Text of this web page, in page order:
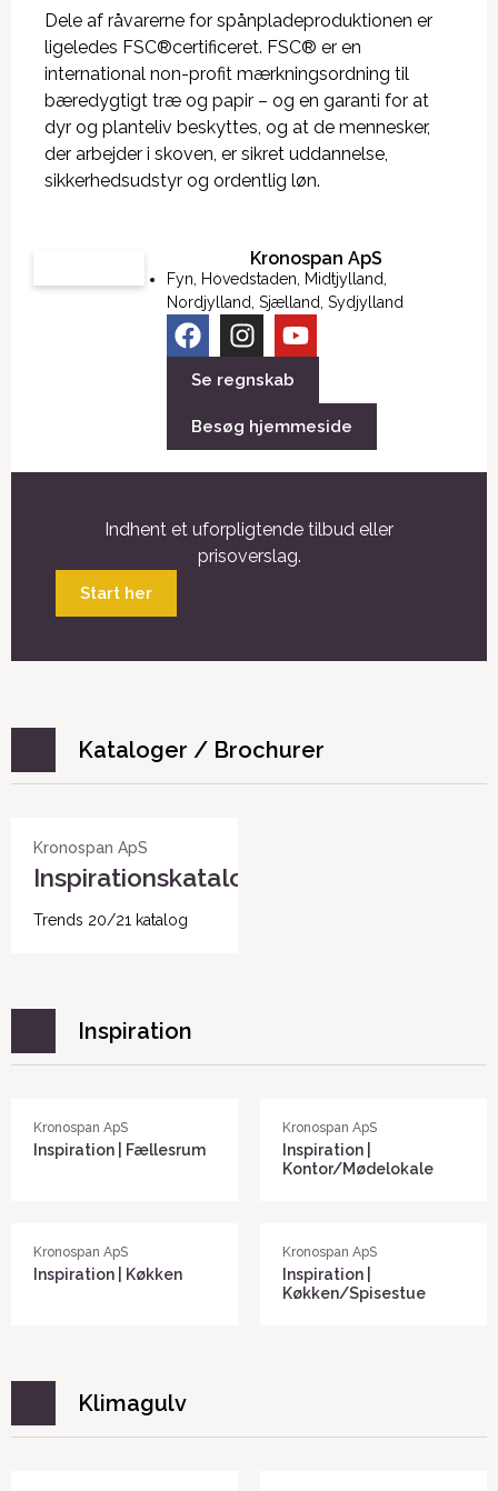
Dele af råvarerne for spånpladeproduktionen er
ligeledes FSC®certificeret. FSC® er en
international non-profit mærkningsordning til
bæredygtigt træ og papir – og en garanti for at
dyr og planteliv beskyttes, og at de mennesker,
der arbejder i skoven, er sikret uddannelse,
sikkerhedsudstyr og ordentlig løn.
Kronospan ApS
Fyn Hovedstaden Midtjylland
Nordjylland Sjælland Sydjylland
Se regnskab
Besøg hjemmeside
Indhent et uforpligtende tilbud eller
prisoverslag.
Start her
Kataloger / Brochurer
Kronospan ApS
Inspirationskatalog
Trends 20/21 katalog
Inspiration
Kronospan ApS
Inspiration | Fællesrum
Kronospan ApS
Inspiration |
Kontor/Mødelokale
Kronospan ApS
Inspiration | Køkken
Kronospan ApS
Inspiration |
Køkken/Spisestue
Klimagulv